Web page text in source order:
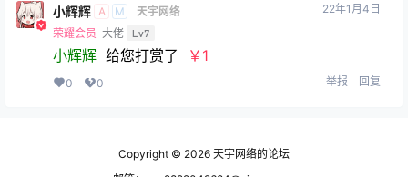
小辉辉 A M
天宇网络
荣耀会员 大佬 Lv7
22年1月4日
小辉辉 给您打赏了 ￥1
0 0 举报 回复
Copyright © 2026 天宇网络的论坛